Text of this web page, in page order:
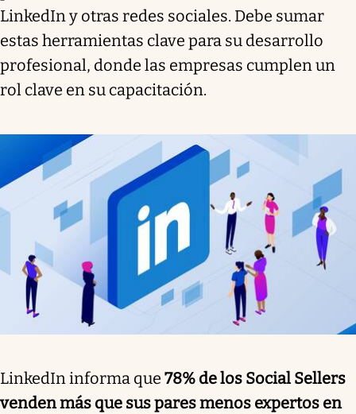
LinkedIn y otras redes sociales. Debe sumar
estas herramientas clave para su desarrollo
profesional, donde las empresas cumplen un
rol clave en su capacitación.
LinkedIn informa que 78% de los Social Sellers
venden más que sus pares menos expertos en